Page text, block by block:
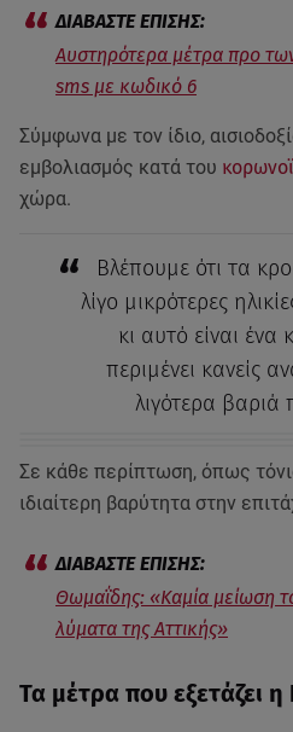
Αυστηρότερα μέτρα προ
sms με κωδικό 6
Σύμφωνα με τον ίδιο,
εμβολιασμός κατά του
χώρα.
Βλέπουμε ότι τα
λίγο μικρότερες
κι αυτό είναι ένα
περιμένει κανείς
λιγότερα βαριά
Σε κάθε περίπτωση, όπως
ιδιαίτερη βαρύτητα στην
Θωμαΐδης: «Καμία μείωση
λύματα της Αττικής»
Τα μέτρα που εξετάζει η